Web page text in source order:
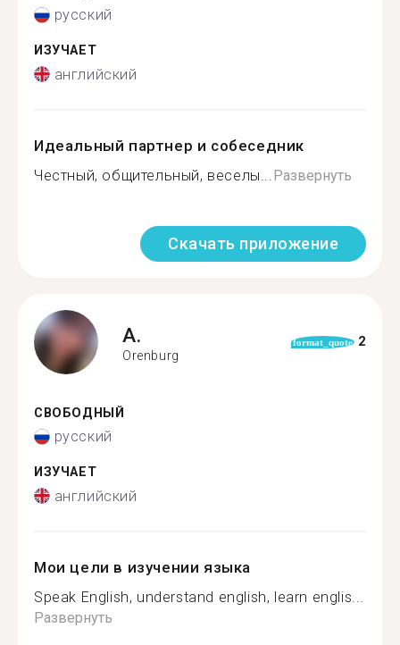
русский
ИЗУЧАЕТ
английский
Идеальный партнер и собеседник
Честный, общительный, веселы... Развернуть
Скачать приложение
A.
Orenburg
format_quote 2
СВОБОДНЫЙ
русский
ИЗУЧАЕТ
английский
Мои цели в изучении языка
Speak English, understand english, learn englis...
Развернуть